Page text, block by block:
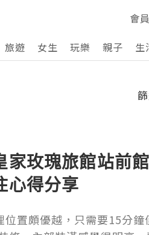
會
旅遊 女生 玩樂 親子 生
家玫瑰旅館站前
心得分享
置頗優越，只需要15分鐘